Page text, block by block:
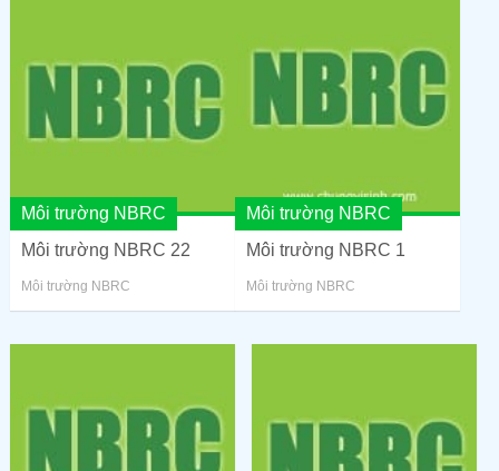
Môi trường NBRC
Môi trường NBRC 22
Môi trường NBRC
Môi trường NBRC
Môi trường NBRC 1
Môi trường NBRC